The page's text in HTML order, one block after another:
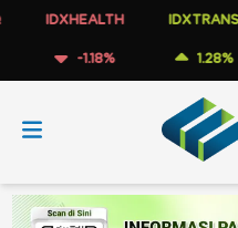
IDXHEALTH
-1.18%
IDXTRANS
1.28%